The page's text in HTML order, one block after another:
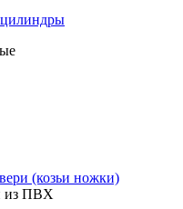
цилиндры
(козьи ножки)
из ПВХ